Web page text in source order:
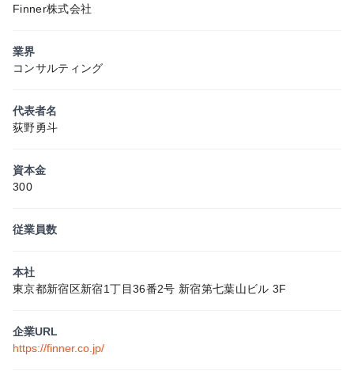
Finner株式会社
業界
コンサルティング
代表者名
荻野勇斗
資本金
300
従業員数
本社
東京都新宿区新宿1丁目36番2号 新宿第七葉山ビル 3F
企業URL
https://finner.co.jp/